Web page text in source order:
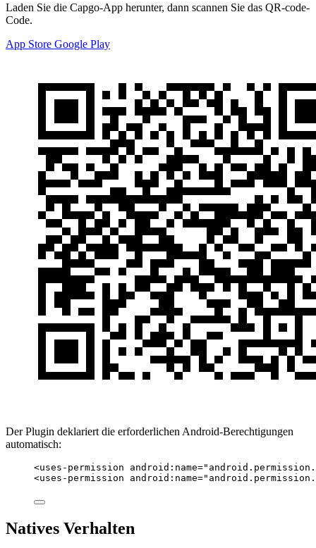
Laden Sie die Capgo-App herunter, dann scannen Sie das QR-code-
Code.
App Store Google Play
Der Plugin deklariert die erforderlichen Android-Berechtigungen
automatisch:
<uses-permission android:name=
<uses-permission android:name=
Natives Verhalten